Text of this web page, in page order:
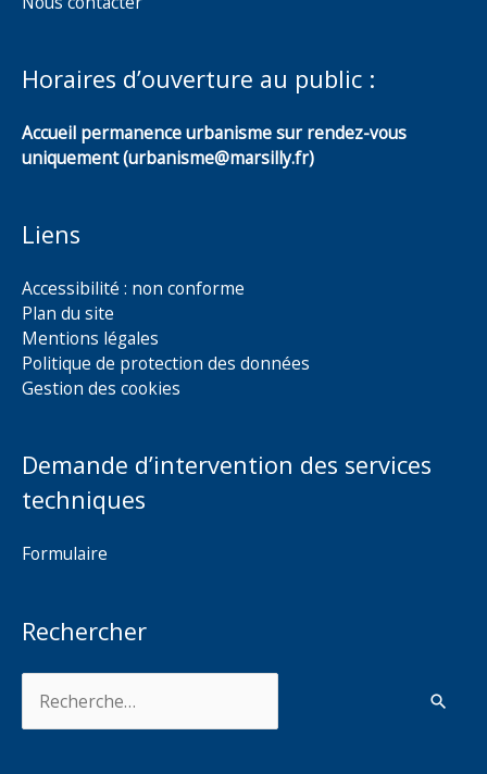
Horaires d’ouverture au public :
Accueil permanence urbanisme sur rendez-vous
uniquement (urbanisme@marsilly.fr)
Liens
Accessibilité : non conforme
Plan du site
Mentions légales
Politique de protection des données
Gestion des cookies
Demande d’intervention des services
techniques
Formulaire
Rechercher